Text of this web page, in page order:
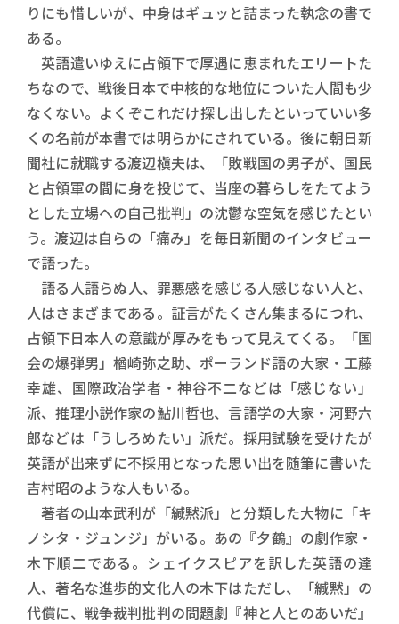
りにも惜しいが、中身はギュッと詰まった執念の書で
ある。
英語遣いゆえに占領下で厚遇に恵まれたエリートた
ちなので、戦後日本で中核的な地位についた人間も少
なくない。よくぞこれだけ探し出したといっていい多
くの名前が本書では明らかにされている。後に朝日新
聞社に就職する渡辺槇夫は、「敗戦国の男子が、国民
と占領軍の間に身を投じて、当座の暮らしをたてよう
とした立場への自己批判」の沈鬱な空気を感じたとい
う。渡辺は自らの「痛み」を毎日新聞のインタビュー
で語った。
語る人語らぬ人、罪悪感を感じる人感じない人と、
人はさまざまである。証言がたくさん集まるにつれ、
占領下日本人の意識が厚みをもって見えてくる。「国
会の爆弾男」楢崎弥之助、ポーランド語の大家・工藤
幸雄、国際政治学者・神谷不二などは「感じない」
派、推理小説作家の鮎川哲也、言語学の大家・河野六
郎などは「うしろめたい」派だ。採用試験を受けたが
英語が出来ずに不採用となった思い出を随筆に書いた
吉村昭のような人もいる。
著者の山本武利が「緘黙派」と分類した大物に「キ
ノシタ・ジュンジ」がいる。あの『夕鶴』の劇作家・
木下順二である。シェイクスピアを訳した英語の達
人、著名な進歩的文化人の木下はただし、「緘黙」の
代償に、戦争裁判批判の問題劇『神と人とのあいだ』